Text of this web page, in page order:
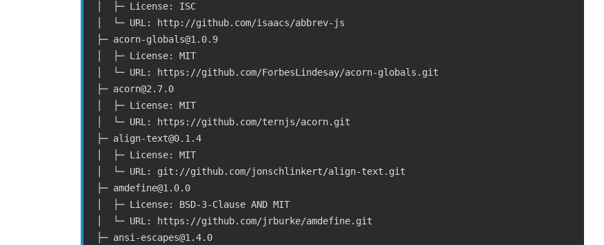
│  ├─ License: ISC
│  └─ URL: http://github.com/isaacs/abbrev-js
├─ acorn-globals@1.0.9
│  ├─ License: MIT
│  └─ URL: https://github.com/ForbesLindesay/acorn-globals.git
├─ acorn@2.7.0
│  ├─ License: MIT
│  └─ URL: https://github.com/ternjs/acorn.git
├─ align-text@0.1.4
│  ├─ License: MIT
│  └─ URL: git://github.com/jonschlinkert/align-text.git
├─ amdefine@1.0.0
│  ├─ License: BSD-3-Clause AND MIT
│  └─ URL: https://github.com/jrburke/amdefine.git
├─ ansi-escapes@1.4.0